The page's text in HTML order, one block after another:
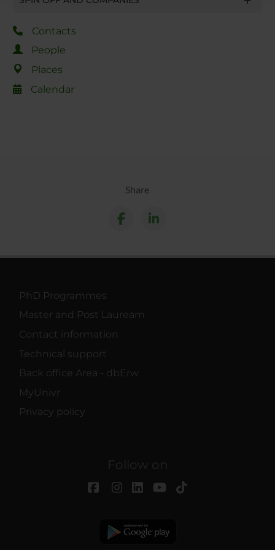
Contacts
People
Places
Calendar
Share
PhD Programmes
Master and Post Lauream
Contact information
Technical support
Back office Area - dbErw
MyUnivr
Privacy policy
Follow on